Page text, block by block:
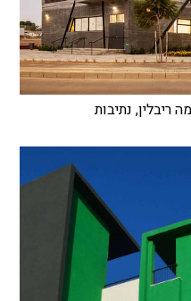
ריבלין, נתיבות